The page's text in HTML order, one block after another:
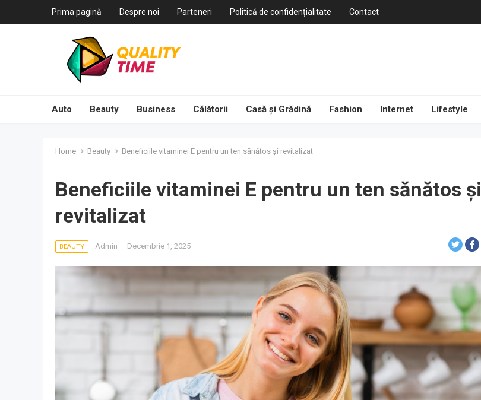
Prima pagină Despre noi Parteneri Politică de confidențialitate Contact
Auto Beauty Business Călătorii Casă și Grădină Fashion Internet Lifestyle
Home Beauty Beneficiile vitaminei E pentru un ten sănătos și revitalizat
Beneficiile vitaminei E pentru un ten sănătos și
revitalizat
BEAUTY Admin — Decembrie 1, 2025